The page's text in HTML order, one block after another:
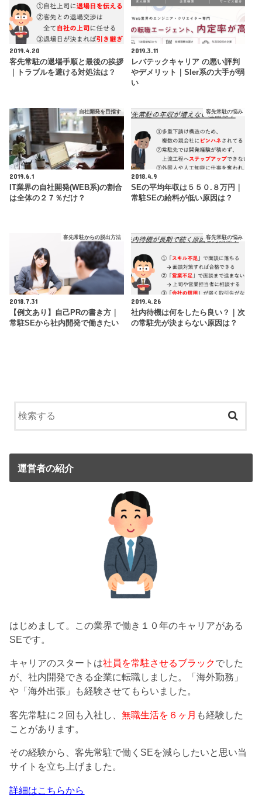
2019.4.20
客先常駐の退場手順と最後の挨拶
｜トラブルを避ける対処法は？
2019.3.11
レバテックキャリア の悪い評判
やデメリット｜SIer系の大手が弱
い
自社開発を目指す
2019.6.1
IT業界の自社開発(WEB系)の割合
は全体の２７％だけ？
客先常駐の悩み
2018.4.9
SEの平均年収は５５０.８万円｜
常駐SEの給料が低い原因は？
客先常駐からの脱出方法
2018.7.31
【例文あり】自己PRの書き方｜
常駐SEから社内開発で働きたい
客先常駐の悩み
2019.4.26
社内待機は何をしたら良い？｜次
の常駐先が決まらない原因は？
運営者の紹介
はじめまして。この業界で働き１０年のキャリアがある
SEです。
キャリアのスタートは社員を常駐させるブラックでした
が、社内開発できる企業に転職しました。「海外勤務」
や「海外出張」も経験させてもらいました。
客先常駐に２回も入社し、無職生活を６ヶ月 も経験した
ことがあります。
その経験から、客先常駐で働くSEを減らしたいと思い当
サイトを立ち上げました。
詳細はこちらから